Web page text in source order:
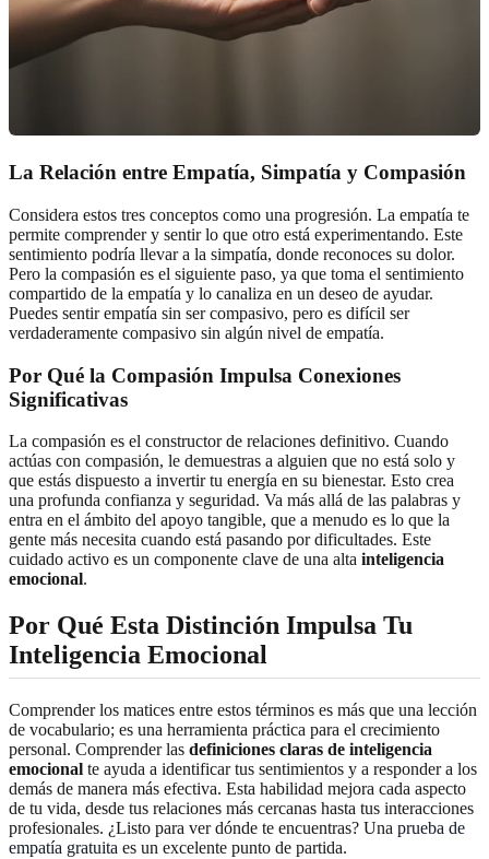
La Relación entre Empatía, Simpatía y Compasión
Considera estos tres conceptos como una progresión. La empatía te
permite comprender y sentir lo que otro está experimentando. Este
sentimiento podría llevar a la simpatía, donde reconoces su dolor.
Pero la compasión es el siguiente paso, ya que toma el sentimiento
compartido de la empatía y lo canaliza en un deseo de ayudar.
Puedes sentir empatía sin ser compasivo, pero es difícil ser
verdaderamente compasivo sin algún nivel de empatía.
Por Qué la Compasión Impulsa Conexiones
Significativas
La compasión es el constructor de relaciones definitivo. Cuando
actúas con compasión, le demuestras a alguien que no está solo y
que estás dispuesto a invertir tu energía en su bienestar. Esto crea
una profunda confianza y seguridad. Va más allá de las palabras y
entra en el ámbito del apoyo tangible, que a menudo es lo que la
gente más necesita cuando está pasando por dificultades. Este
cuidado activo es un componente clave de una alta inteligencia
emocional.
Por Qué Esta Distinción Impulsa Tu
Inteligencia Emocional
Comprender los matices entre estos términos es más que una lección
de vocabulario; es una herramienta práctica para el crecimiento
personal. Comprender las definiciones claras de inteligencia
emocional te ayuda a identificar tus sentimientos y a responder a los
demás de manera más efectiva. Esta habilidad mejora cada aspecto
de tu vida, desde tus relaciones más cercanas hasta tus interacciones
profesionales. ¿Listo para ver dónde te encuentras? Una prueba de
empatía gratuita es un excelente punto de partida.